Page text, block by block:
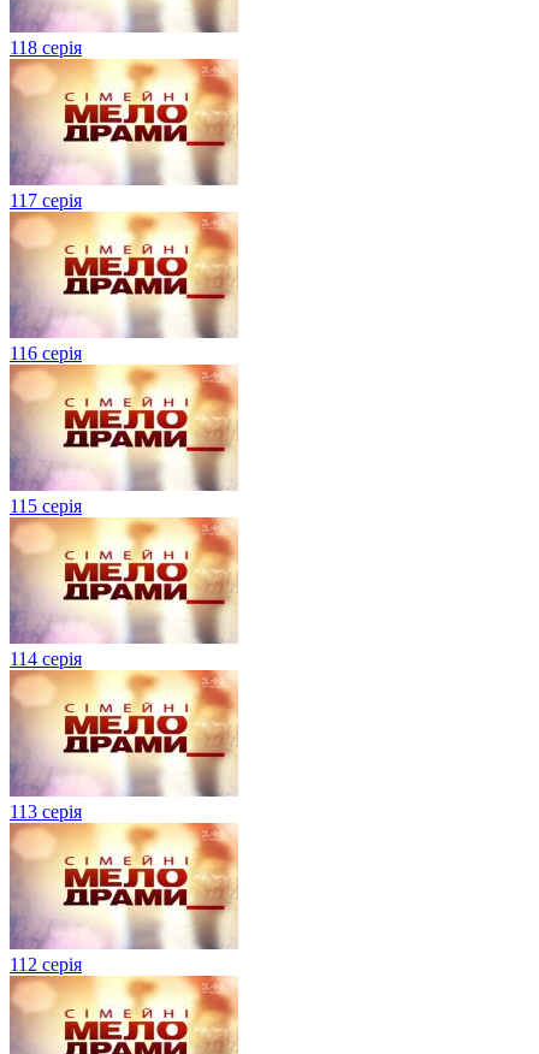
118 серія
117 серія
116 серія
115 серія
114 серія
113 серія
112 серія